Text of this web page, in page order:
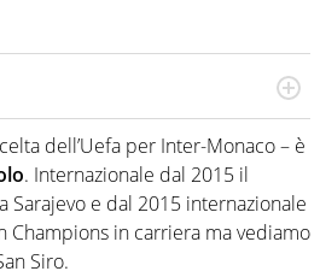
seguito numerose manifestazioni
con agenzie e testate. Esperienza,
e memoria storica. Si occupa
calcio
dell’Uefa per Inter-Monaco – è
. Internazionale dal 2015 il
Sarajevo e dal 2015 internazionale
Champions in carriera ma vediamo
Siro.